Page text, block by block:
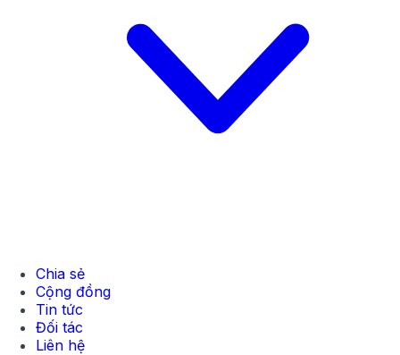
Chia sẻ
Cộng đồng
Tin tức
Đối tác
Liên hệ